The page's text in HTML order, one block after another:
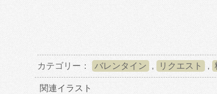
カテゴリー： バレンタイン , リクエスト ,
関連イラスト